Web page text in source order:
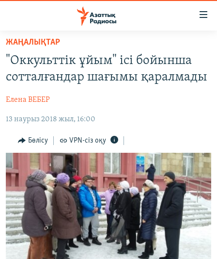
Skip
main
content
to
Navigation
Search
ЖАҢАЛЫҚТАР
САЯСАТ
ҚАҢТАР ОҚИҒАСЫ
АДАМ ҚҰҚЫҚТАРЫ
ӘЛЕУМЕТ
АРНАЙЫ ЖОБАЛАР
Русский
ЖАЗЫЛЫҢЫЗ
ЖАҢАЛЫҚТАР
"Оккульттік ұйым" ісі бойынша
сотталғандар шағымы қаралмады
Елена ВЕБЕР
13 наурыз 2018 жыл, 16:00
Бөлісу VPN-сіз оқу